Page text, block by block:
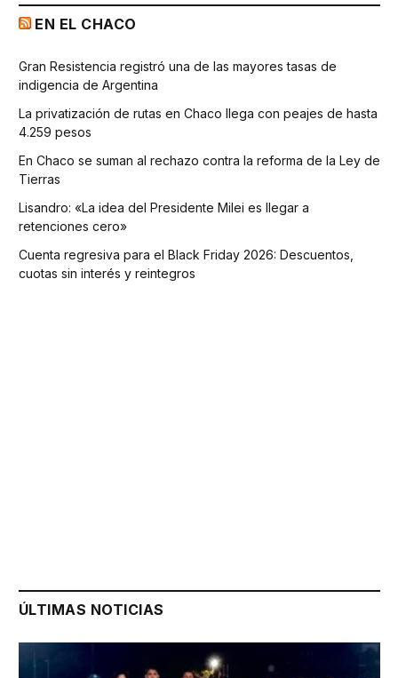
EN EL CHACO
Gran Resistencia registró una de las mayores tasas de
indigencia de Argentina
La privatización de rutas en Chaco llega con peajes de hasta
4.259 pesos
En Chaco se suman al rechazo contra la reforma de la Ley de
Tierras
Lisandro: «La idea del Presidente Milei es llegar a
retenciones cero»
Cuenta regresiva para el Black Friday 2026: Descuentos,
cuotas sin interés y reintegros
ÚLTIMAS NOTICIAS